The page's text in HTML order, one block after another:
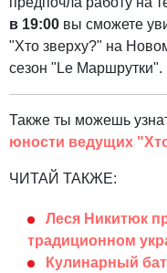
в 19:00 вы сможете
"Хто зверху?" на
сезон "Le Маршрутки".
Также ты можешь
юности ведущих
ЧИТАЙ ТАКЖЕ:
Леся Никитюк
традиционном
Кулинарный